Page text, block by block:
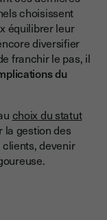
en freelance ?
revenus ?
choisissent
équilibrer leur
diversifier
franchir le pas, il
du
choix du statut
la gestion des
devenir